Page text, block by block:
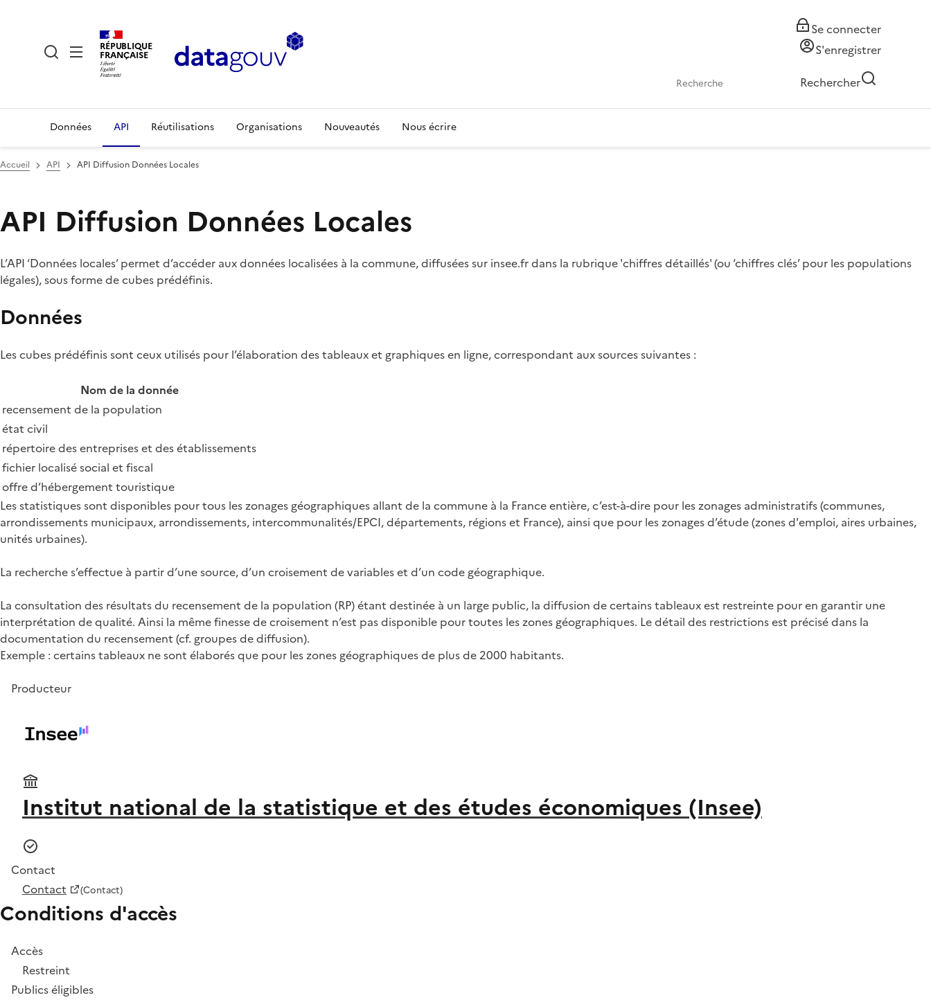
RÉPUBLIQUE
FRANÇAISE
Se connecter
S'enregistrer
Rechercher
Données API Réutilisations Organisations Nouveautés Nous écrire
Accueil API API Diffusion Données Locales
API Diffusion Données Locales
L’API ‘Données locales’ permet d’accéder aux données localisées à la commune, diffusées sur insee.fr dans la rubrique 'chiffres détaillés' (ou ‘chiffres clés’ pour les populations
légales), sous forme de cubes prédéfinis.
Données
Les cubes prédéfinis sont ceux utilisés pour l’élaboration des tableaux et graphiques en ligne, correspondant aux sources suivantes :
Nom de la donnée
recensement de la population
état civil
répertoire des entreprises et des établissements
fichier localisé social et fiscal
offre d’hébergement touristique
Les statistiques sont disponibles pour tous les zonages géographiques allant de la commune à la France entière, c’est-à-dire pour les zonages administratifs (communes,
arrondissements municipaux, arrondissements, intercommunalités/EPCI, départements, régions et France), ainsi que pour les zonages d’étude (zones d'emploi, aires urbaines,
unités urbaines).
La recherche s’effectue à partir d’une source, d’un croisement de variables et d’un code géographique.
La consultation des résultats du recensement de la population (RP) étant destinée à un large public, la diffusion de certains tableaux est restreinte pour en garantir une
interprétation de qualité. Ainsi la même finesse de croisement n’est pas disponible pour toutes les zones géographiques. Le détail des restrictions est précisé dans la
documentation du recensement (cf. groupes de diffusion).
Exemple : certains tableaux ne sont élaborés que pour les zones géographiques de plus de 2000 habitants.
Producteur
Institut national de la statistique et des études économiques (Insee)
Contact
Contact
(Contact)
Conditions d'accès
Accès
Restreint
Publics éligibles